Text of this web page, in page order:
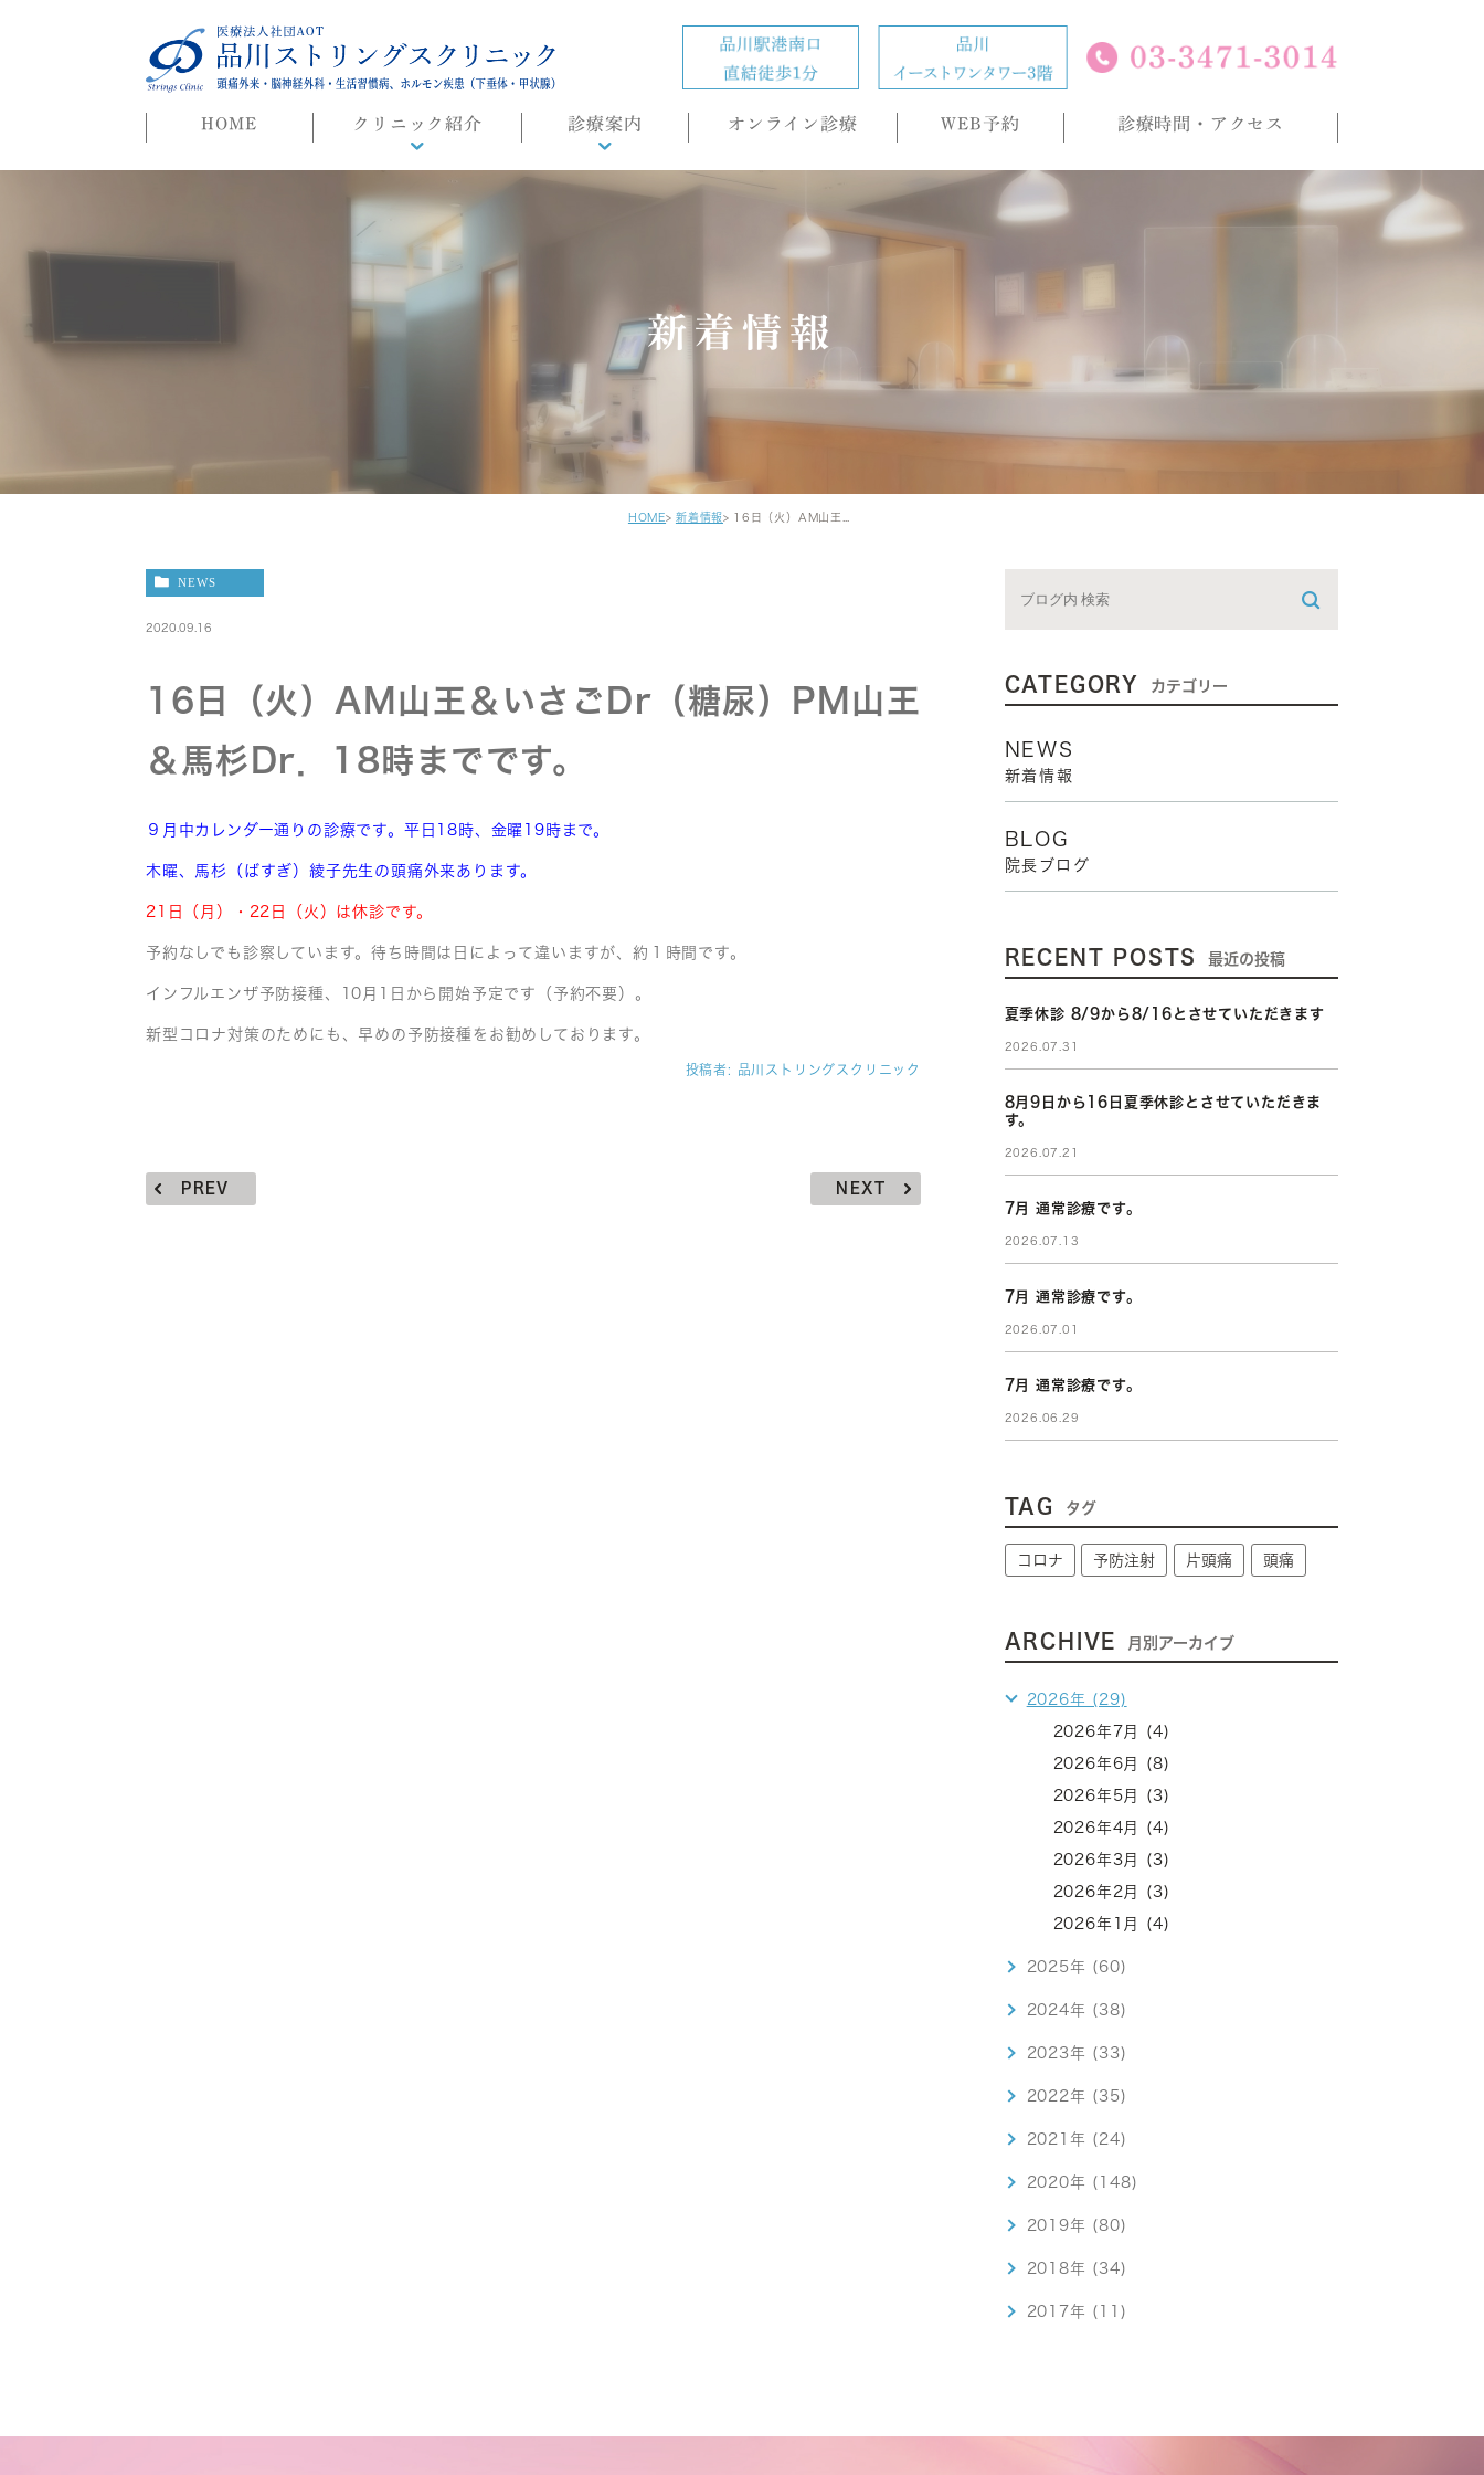
HOME クリニック紹介
院長ごあいさつ
迷惑行為に対する当院の
診療案内
診療概要
肥満症(ダイエット)外来
内科・生活習慣病
睡眠時無呼吸症候群
（SAS）/CPAP治療
もの忘れ(認知症)外来
セカンドオピニオン
オンライン診療 WEB予約 診療時間・アクセス
新着情報
HOME 新着情報
NEWS
2020.09.16
16日（火）AM山王＆いさごDr（糖尿）PM山王
＆馬杉Dr．18時までです。
９月中カレンダー通りの診療です。平日18時、金曜19時まで。
木曜、馬杉（ばすぎ）綾子先生の頭痛外来あります。
21日（月）・22日（火）は休診です。
予約なしでも診察しています。待ち時間は日によって違いますが、約１時間です。
インフルエンザ予防接種、10月1日から開始予定です（予約不要）。
新型コロナ対策のためにも、早めの予防接種をお勧めしております。
投稿者: 品川ストリングスクリニック
PREV NEXT
CATEGORY カテゴリー
NEWS
新着情報
BLOG
院長ブログ
RECENT POSTS 最近の投稿
夏季休診 8/9から8/16とさせていただきます
2026.07.31
8月9日から16日夏季休診とさせていただきま
す。
2026.07.21
7月 通常診療です。
2026.07.13
7月 通常診療です。
2026.07.01
7月 通常診療です。
2026.06.29
TAG タグ
コロナ 予防注射 片頭痛 頭痛
ARCHIVE 月別アーカイブ
2026年 (29)
2026年7月 (4)
2026年6月 (8)
2026年5月 (3)
2026年4月 (4)
2026年3月 (3)
2026年2月 (3)
2026年1月 (4)
2025年 (60)
2024年 (38)
2023年 (33)
2022年 (35)
2021年 (24)
2020年 (148)
2019年 (80)
2018年 (34)
2017年 (11)